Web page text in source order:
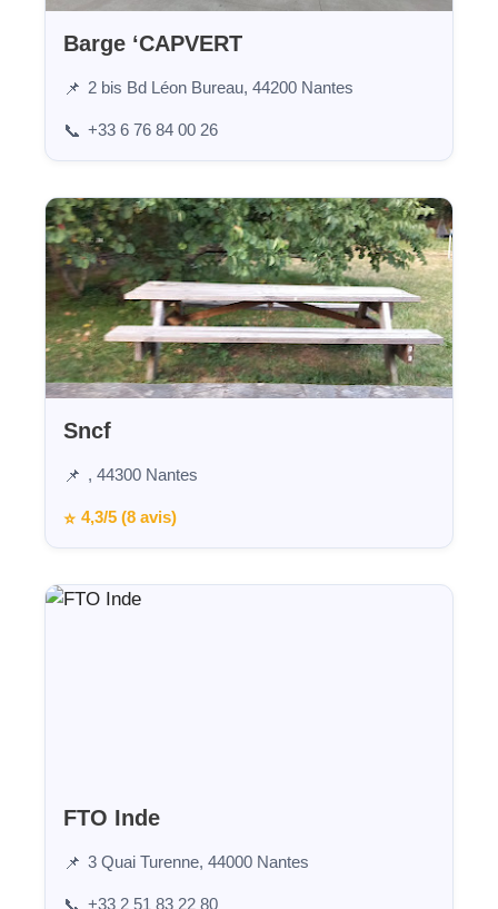
Barge ‘CAPVERT
📌 2 bis Bd Léon Bureau, 44200 Nantes
📞 +33 6 76 84 00 26
Sncf
📌 , 44300 Nantes
⭐ 4,3/5 (8 avis)
FTO Inde
📌 3 Quai Turenne, 44000 Nantes
+33 2 51 83 22 80